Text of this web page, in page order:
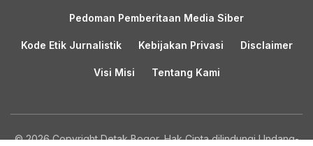
Pedoman Pemberitaan Media Siber
Kode Etik Jurnalistik Kebijakan Privasi Disclaimer
Visi Misi Tentang Kami
© 2026 Copyright Detak Bogor, Hak Cipta dilindungi Undang-